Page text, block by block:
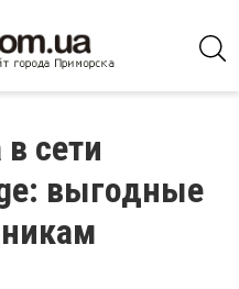
сети
выгодные